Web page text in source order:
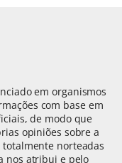
em organismos
com base em
de modo que
opiniões sobre a
totalmente norteadas
nos atribui e pelo